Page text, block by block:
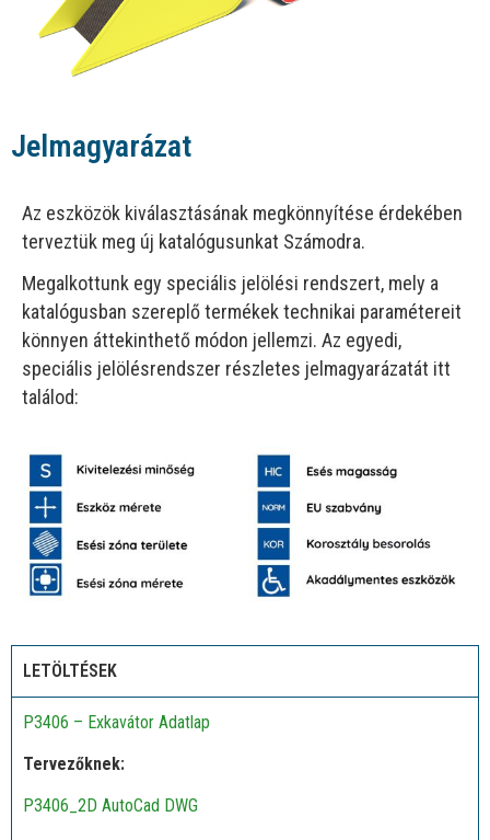
Jelmagyarázat
Az eszközök kiválasztásának megkönnyítése érdekében
terveztük meg új katalógusunkat Számodra.
Megalkottunk egy speciális jelölési rendszert, mely a
katalógusban szereplő termékek technikai paramétereit
könnyen áttekinthető módon jellemzi. Az egyedi,
speciális jelölésrendszer részletes jelmagyarázatát itt
találod:
LETÖLTÉSEK
P3406 – Exkavátor Adatlap
Tervezőknek:
P3406_2D AutoCad DWG